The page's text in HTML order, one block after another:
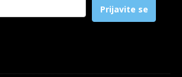
Prijavite se